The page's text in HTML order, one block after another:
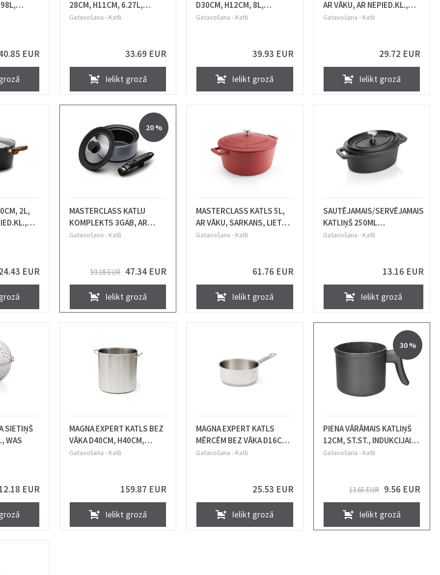
EUR
28CM, H11CM, 6.27L,
ALUMĪNIJS, INDUKCIJA,
Gatavošana - Katli
33.69 EUR
Ielikt grozā
D30CM, H12CM, 8L,
ALUMĪNIJS, INDUKCIJA,
Gatavošana - Katli
39.93 EUR
Ielikt grozā
AR VĀKU, AR NEPIED.KL.,
INDUKCIJAI, Nava
Gatavošana - Katli
29.72 EUR
Ielikt grozā
2L,
EUR
20 %
MASTERCLASS KATLU
KOMPLEKTS 3GAB, AR
VĀKU, AR NOŅEMAMU
Masterclass
Gatavošana - Katli
47.34 EUR
59.18 EUR
Ielikt grozā
MASTERCLASS KATLS 5L,
AR VĀKU, SARKANS, LIETAIS
ALUMĪNIJS, Masterclass
Gatavošana - Katli
61.76 EUR
Ielikt grozā
SAUTĒJAMAIS/SERVĒJAMAIS
KATLIŅŠ 250ML
12.5X9.5X6.5CM, OVĀLS AR
Gatavošana - Katli
13.16 EUR
Ielikt grozā
SIETIŅŠ
WAS
EUR
MAGNA EXPERT KATLS BEZ
VĀKA D40CM, H40CM,
50.3L, N/T, COMAS
Gatavošana - Katli
159.87 EUR
Ielikt grozā
MAGNA EXPERT KATLS
MĒRCĒM BEZ VĀKA D16CM,
H9.5CM, 2L, N/T, COMAS
Gatavošana - Katli
25.53 EUR
Ielikt grozā
30 %
PIENA VĀRĀMAIS KATLIŅŠ
12CM, ST.ST., INDUKCIJAI,
Tognana
Gatavošana - Katli
9.56 EUR
13.65 EUR
Ielikt grozā